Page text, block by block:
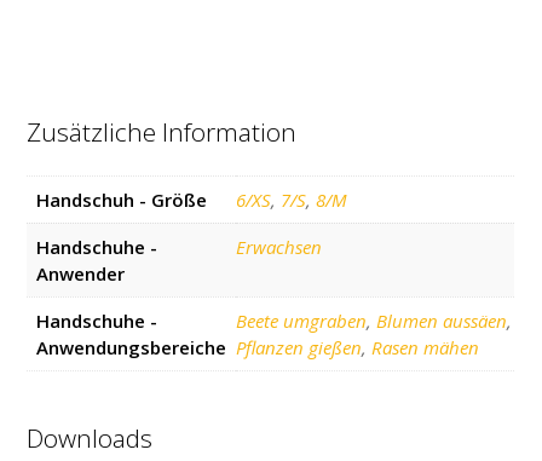
Zusätzliche Information
Handschuh - Größe 6/XS, 7/S,8/M
Handschuhe -
Anwender
Erwachsen
Handschuhe -
Anwendungsbereiche
Beete umgraben,Blumen aussäen,
Pflanzen gießen,Rasen mähen
Downloads